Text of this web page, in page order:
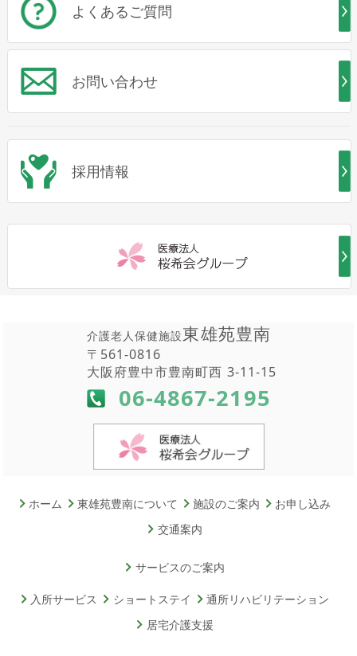
よくあるご質問
お問い合わせ
採用情報
介護老人保健施設東雄苑豊南
〒561-0816
大阪府豊中市豊南町西 3-11-15
06-4867-2195
ホーム 東雄苑豊南について 施設のご案内
お申し込み
交通案内
サービスのご案内
入所サービス ショートステイ
通所リハビリテーション
居宅介護支援